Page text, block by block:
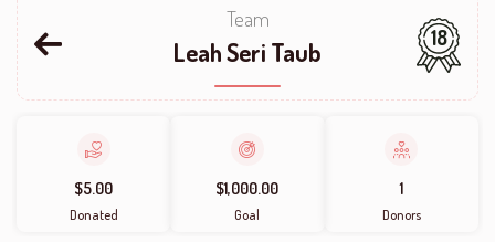
Team
Leah Seri Taub 18
$5.00
Donated
$1,000.00
Goal
1
Donors